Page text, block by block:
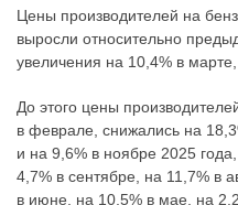
Цены производителей на
выросли относительно
увеличения на 10,4% в
До этого цены
в феврале, снижались на
и на 9,6% в ноябре 2025
4,7% в сентябре, на 11,7% в
в июне, на 10,5% в мае, на